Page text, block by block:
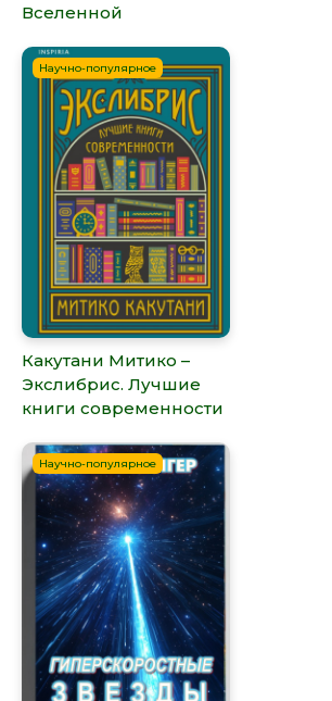
Вселенной
Научно-популярное
Какутани Митико –
Экслибрис. Лучшие
книги современности
Научно-популярное